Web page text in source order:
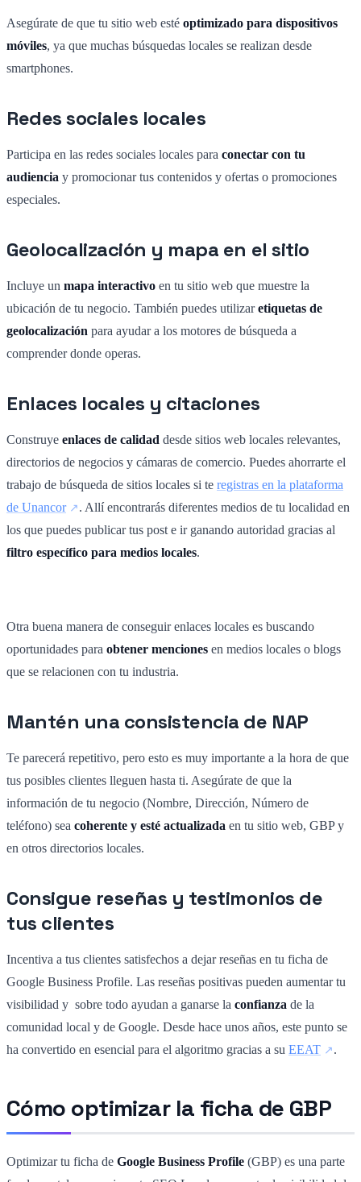
Asegúrate de que tu sitio web esté optimizado para dispositivos
móviles, ya que muchas búsquedas locales se realizan desde
smartphones.
Redes sociales locales
Participa en las redes sociales locales para conectar con tu
audiencia y promocionar tus contenidos y ofertas o promociones
especiales.
Geolocalización y mapa en el sitio
Incluye un mapa interactivo en tu sitio web que muestre la
ubicación de tu negocio. También puedes utilizaretiquetas de
geolocalización para ayudar a los motores de búsqueda a
comprender donde operas.
Enlaces locales y citaciones
Construye enlaces de calidad desde sitios web locales relevantes,
directorios de negocios y cámaras de comercio. Puedes ahorrarte el
trabajo de búsqueda de sitios locales si te registras en la plataforma
de Unancor
. Allí encontrarás diferentes medios de tu localidad en
los que puedes publicar tus post e ir ganando autoridad gracias al
filtro específico para medios locales.
Otra buena manera de conseguir enlaces locales es buscando
oportunidades para obtener menciones en medios locales o blogs
que se relacionen con tu industria.
Mantén una consistencia de NAP
Te parecerá repetitivo, pero esto es muy importante a la hora de que
tus posibles clientes lleguen hasta ti. Asegúrate de que la
información de tu negocio (Nombre, Dirección, Número de
teléfono) sea coherente y esté actualizada en tu sitio web, GBP y
en otros directorios locales.
Consigue reseñas y testimonios de
tus clientes
Incentiva a tus clientes satisfechos a dejar reseñas en tu ficha de
Google Business Profile. Las reseñas positivas pueden aumentar tu
visibilidad y sobre todo ayudan a ganarse la confianza de la
comunidad local y de Google. Desde hace unos años, este punto se
ha convertido en esencial para el algoritmo gracias a su EEAT .
Cómo optimizar la ficha de GBP
Optimizar tu ficha de Google Business Profile (GBP) es una parte